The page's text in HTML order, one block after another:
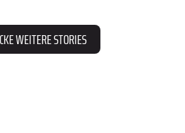
WEITERE STORIES